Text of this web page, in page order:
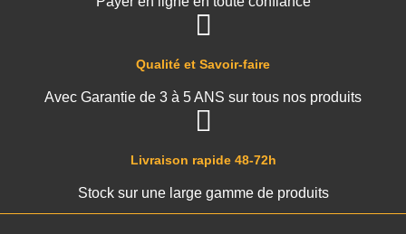
Livraison rapide 48-72h
Stock sur une large gamme de produits
Qualité et Savoir-faire
Avec Garantie de 3 à 5 ANS sur tous nos produits